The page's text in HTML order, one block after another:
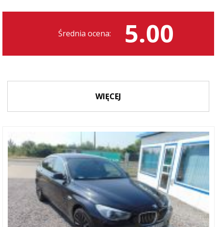
Średnia ocena: 5.00
WIĘCEJ